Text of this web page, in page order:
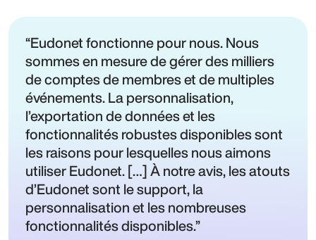
Eudonet fonctionne pour nous. Nous
sommes en mesure de gérer des milliers
de comptes de membres et de multiples
événements. La personnalisation,
l’exportation de données et les
fonctionnalités robustes disponibles sont
les raisons pour lesquelles nous aimons
utiliser Eudonet. […] À notre avis, les atouts
d’Eudonet sont le support, la
personnalisation et les nombreuses
fonctionnalités disponibles.